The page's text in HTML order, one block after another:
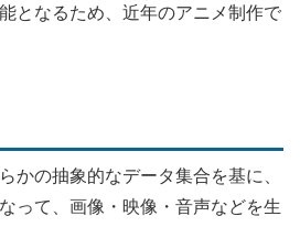
となるため、近年のアニメ制作で
かの抽象的なデータ集合を基に、
って、画像・映像・音声などを生